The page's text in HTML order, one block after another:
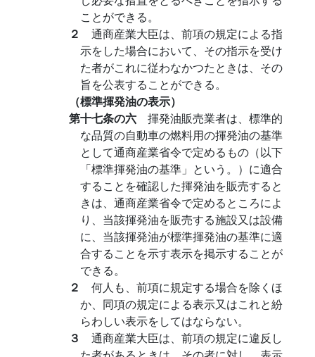
ことができる。
２ 通商産業大臣は、前項の規定による指
示をした場合において、その指示を受け
た者がこれに従わなかつたときは、その
旨を公表することができる。
（標準揮発油の表示）
第十七条の六 揮発油販売業者は、標準的
な品質の自動車の燃料用の揮発油の基準
として通商産業省令で定めるもの（以下
「標準揮発油の基準」という。）に適合
することを確認した揮発油を販売すると
きは、通商産業省令で定めるところによ
り、当該揮発油を販売する施設又は設備
に、当該揮発油が標準揮発油の基準に適
合することを示す表示を掲示することが
できる。
２ 何人も、前項に規定する場合を除くほ
か、同項の規定による表示又はこれと紛
らわしい表示をしてはならない。
３ 通商産業大臣は、前項の規定に違反し